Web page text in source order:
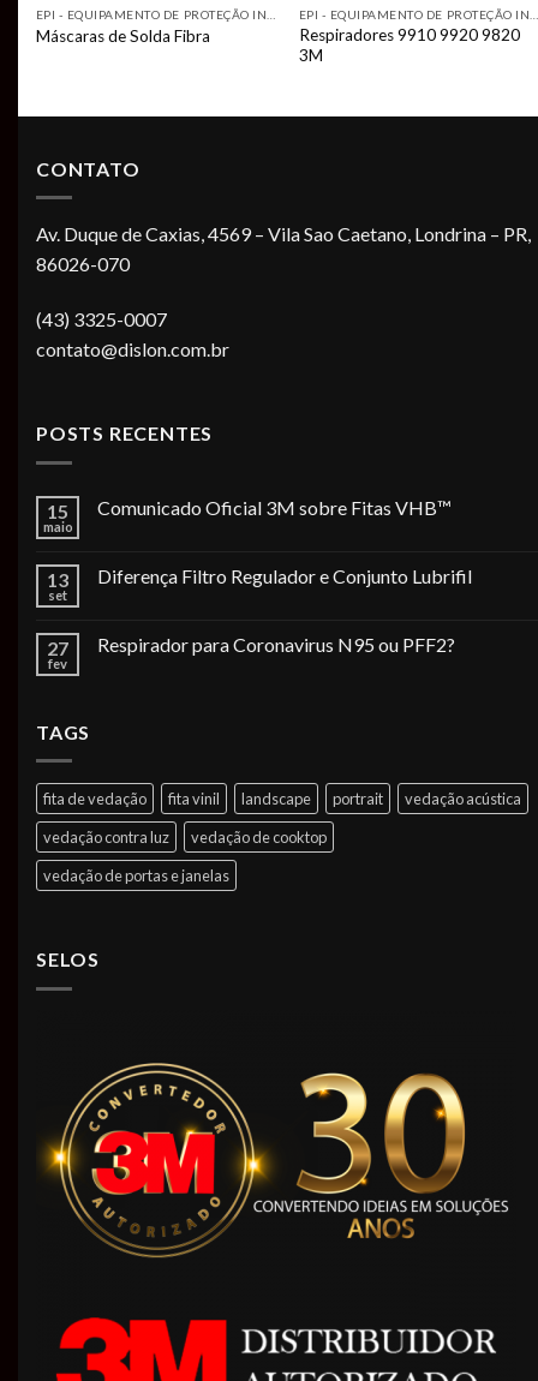
Máscaras de Solda Fibra
Respiradores 9910 9920 9820
3M
CONTATO
Av. Duque de Caxias, 4569 – Vila Sao Caetano, Londrina – PR,
86026-070
(43) 3325-0007
contato@dislon.com.br
POSTS RECENTES
15
maio
Comunicado Oficial 3M sobre Fitas VHB™
13
set
Diferença Filtro Regulador e Conjunto Lubrifil
27
fev
Respirador para Coronavirus N95 ou PFF2?
TAGS
fita de vedação fita vinil landscape portrait
vedação acústica
vedação contra luz
vedação de cooktop
vedação de portas e janelas
SELOS